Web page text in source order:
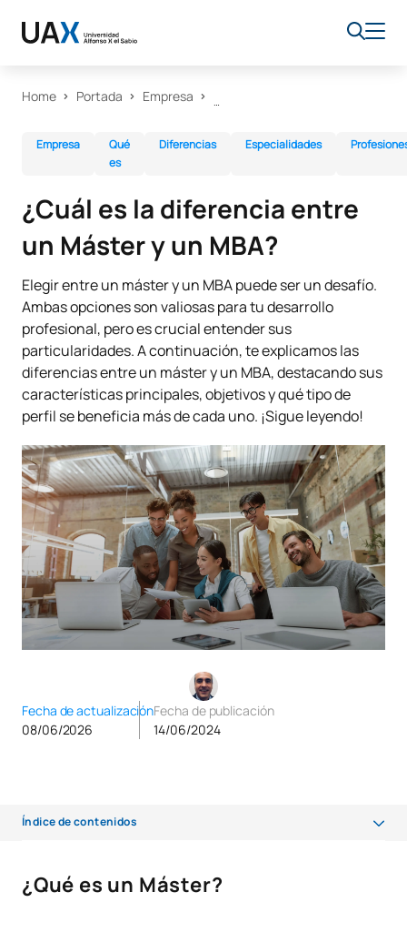
Home Portada Empresa
Empresa
Qué
es
Diferencias Especialidades
¿Cuál es la diferencia entre
un Máster y un MBA?
Elegir entre un máster y un MBA puede ser un desafío.
Ambas opciones son valiosas para tu desarrollo
profesional, pero es crucial entender sus
particularidades. A continuación, te explicamos las
diferencias entre un máster y un MBA, destacando sus
características principales, objetivos y qué tipo de
perfil se beneficia más de cada uno. ¡Sigue leyendo!
Fecha de actualización
08/06/2026
Fecha de publicación
14/06/2024
Índice de contenidos
¿Qué es un MBA?
¿Qué es un Máster?